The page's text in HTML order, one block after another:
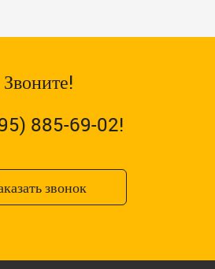
Звоните!
885-69-02!
звонок